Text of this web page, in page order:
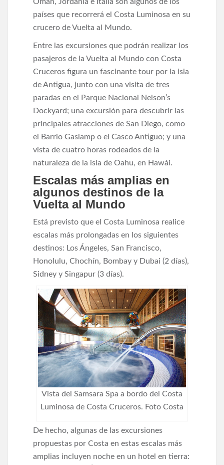
Omán, Jordania e Italia son algunos de los
países que recorrerá el Costa Luminosa en su
crucero de Vuelta al Mundo.
Entre las excursiones que podrán realizar los
pasajeros de la Vuelta al Mundo con Costa
Cruceros figura un fascinante tour por la isla
de Antigua, junto con una visita de tres
paradas en el Parque Nacional Nelson’s
Dockyard; una excursión para descubrir las
principales atracciones de San Diego, como
el Barrio Gaslamp o el Casco Antiguo; y una
vista de cuatro horas rodeados de la
naturaleza de la isla de Oahu, en Hawái.
Escalas más amplias en
algunos destinos de la
Vuelta al Mundo
Está previsto que el Costa Luminosa realice
escalas más prolongadas en los siguientes
destinos: Los Ángeles, San Francisco,
Honolulu, Chochín, Bombay y Dubai (2 días),
Sidney y Singapur (3 días).
Vista del Samsara Spa a bordo del Costa
Luminosa de Costa Cruceros. Foto Costa
De hecho, algunas de las excursiones
propuestas por Costa en estas escalas más
amplias incluyen noche en un hotel en tierra: